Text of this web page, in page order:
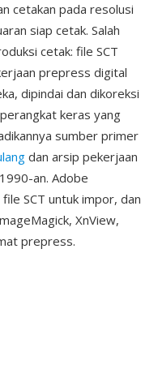
cetakan pada resolusi
siap cetak. Salah
cetak: file SCT
prepress digital
dipindai dan dikoreksi
keras yang
sumber primer
dan arsip pekerjaan
an. Adobe
SCT untuk impor, dan
XnView,
prepress.